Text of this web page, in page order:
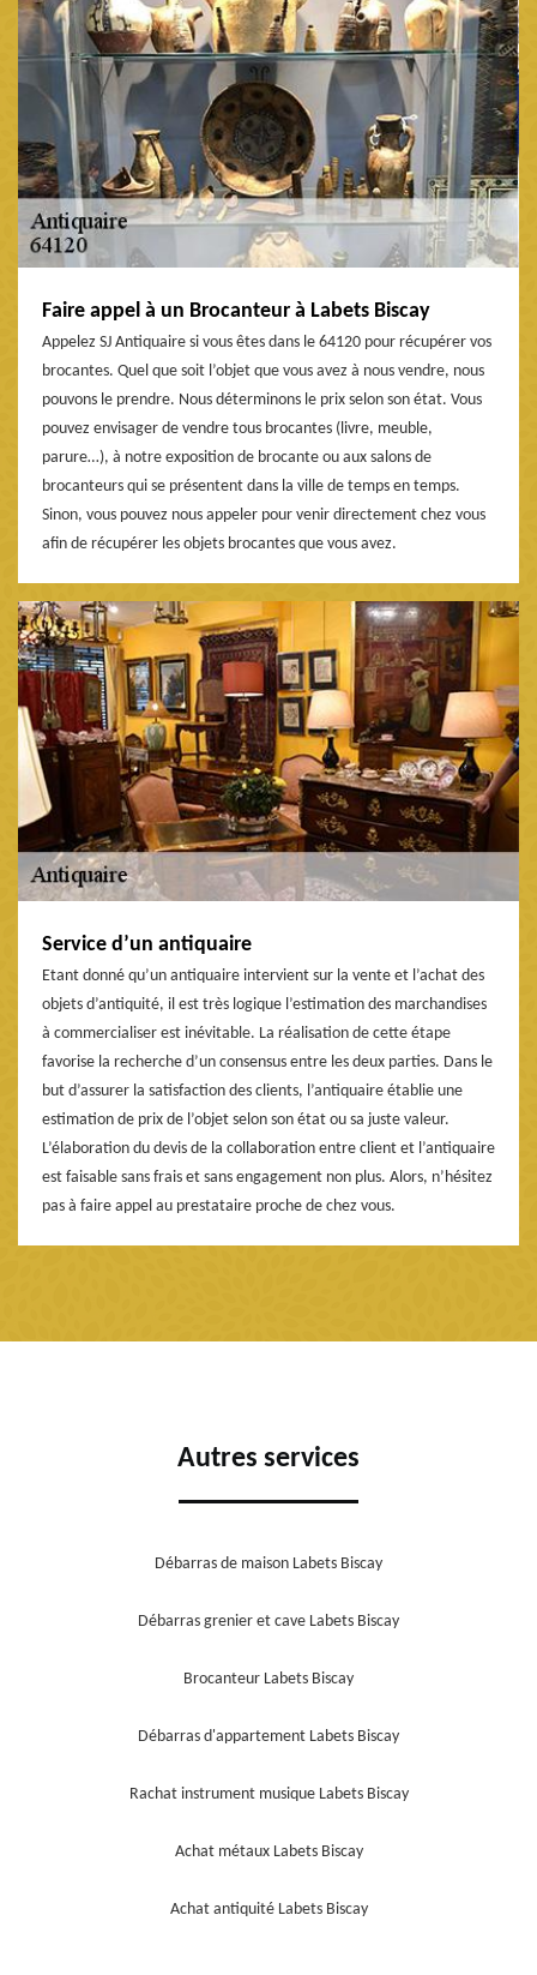
Faire appel à un Brocanteur à Labets Biscay
Appelez SJ Antiquaire si vous êtes dans le 64120 pour récupérer vos
brocantes. Quel que soit l’objet que vous avez à nous vendre, nous
pouvons le prendre. Nous déterminons le prix selon son état. Vous
pouvez envisager de vendre tous brocantes (livre, meuble,
parure…), à notre exposition de brocante ou aux salons de
brocanteurs qui se présentent dans la ville de temps en temps.
Sinon, vous pouvez nous appeler pour venir directement chez vous
afin de récupérer les objets brocantes que vous avez.
Service d’un antiquaire
Etant donné qu’un antiquaire intervient sur la vente et l’achat des
objets d’antiquité, il est très logique l’estimation des marchandises
à commercialiser est inévitable. La réalisation de cette étape
favorise la recherche d’un consensus entre les deux parties. Dans le
but d’assurer la satisfaction des clients, l’antiquaire établie une
estimation de prix de l’objet selon son état ou sa juste valeur.
L’élaboration du devis de la collaboration entre client et l’antiquaire
est faisable sans frais et sans engagement non plus. Alors, n’hésitez
pas à faire appel au prestataire proche de chez vous.
Autres services
Débarras de maison Labets Biscay
Débarras grenier et cave Labets Biscay
Brocanteur Labets Biscay
Débarras d'appartement Labets Biscay
Rachat instrument musique Labets Biscay
Achat métaux Labets Biscay
Achat antiquité Labets Biscay